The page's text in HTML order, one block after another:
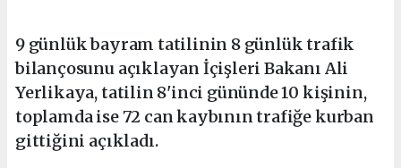
9 günlük bayram tatilinin 8 günlük trafik
bilançosunu açıklayan İçişleri Bakanı Ali
Yerlikaya, tatilin 8'inci gününde 10 kişinin,
toplamda ise 72 can kaybının trafiğe kurban
gittiğini açıkladı.